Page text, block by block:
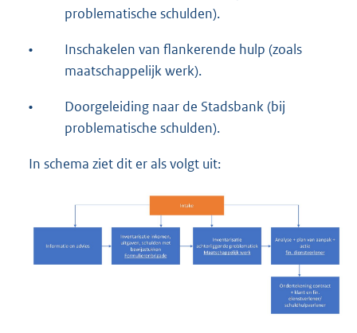
problematische schulden).
•
Inschakelen van flankerende hulp (zoals
maatschappelijk werk).
•
Doorgeleiding naar de Stadsbank (bij
problematische schulden).
In schema ziet dit er als volgt uit: